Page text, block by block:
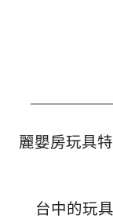
——————
麗嬰房玩具
台中的玩